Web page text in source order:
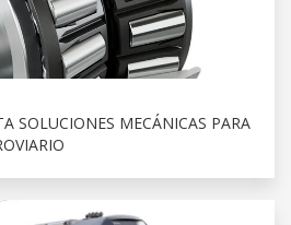
SOLUCIONES MECÁNICAS PARA